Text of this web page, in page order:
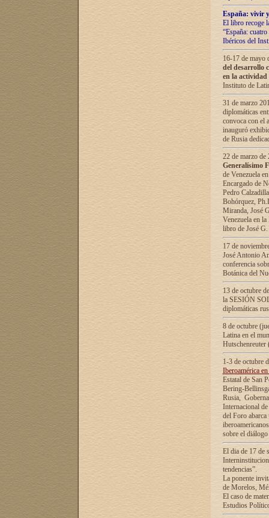
España: vivir
El libro recoge
“España:
Ibéricos del
16-17 de mayo
del desarrollo
en la
Instituto de
31 de marzo
diplomáticas
convoca con el
inauguró
de Rusia
22 de marzo
Generalísimo
de Venezuela
Encargado de
Pedro
Bohórquez,
Miranda, José
Venezuela en
libro de José
17 de
José Antonio
conferencia
Botánica del
13 de octubre
la SESIÓN
diplomáticas
8 de octubre
Latina en el
1-3 de octubre
Iberoamérica
Estatal de San
Bering-
Rusia,
Internacional
del Foro
sobre el
El dia de 17 de
tendencias”.
La ponente
de Morelos,
El caso de
Estudios